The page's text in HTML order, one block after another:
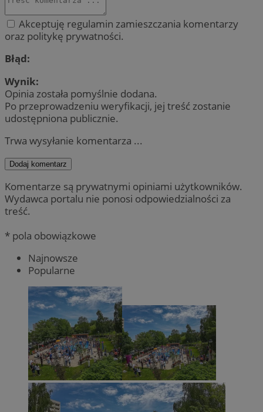
Akceptuję regulamin zamieszczania komentarzy
oraz politykę prywatności.
Błąd:
Wynik:
Opinia została pomyślnie dodana.
Po przeprowadzeniu weryfikacji, jej treść zostanie
udostępniona publicznie.
Trwa wysyłanie komentarza ...
Dodaj komentarz
Komentarze są prywatnymi opiniami użytkowników.
Wydawca portalu nie ponosi odpowiedzialności za
treść.
* pola obowiązkowe
Najnowsze
Popularne